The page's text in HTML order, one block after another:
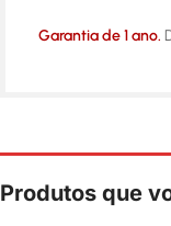
Garantia de 1 ano.
Produtos que